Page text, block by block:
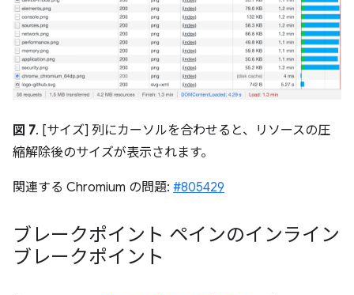
図 7. [サイズ] 列にカーソルを合わせると、リソースの圧
縮解除後のサイズが表示されます。
関連する Chromium の問題: #805429
ブレークポイント ペインのインライン
ブレークポイント